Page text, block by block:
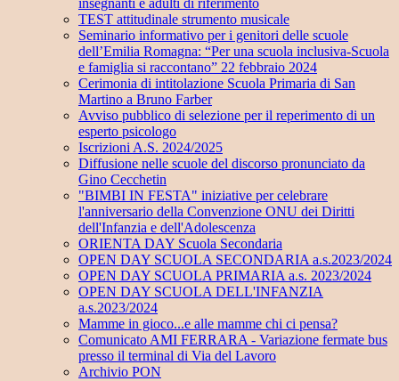
insegnanti e adulti di riferimento
TEST attitudinale strumento musicale
Seminario informativo per i genitori delle scuole
dell’Emilia Romagna: “Per una scuola inclusiva-Scuola
e famiglia si raccontano” 22 febbraio 2024
Cerimonia di intitolazione Scuola Primaria di San
Martino a Bruno Farber
Avviso pubblico di selezione per il reperimento di un
esperto psicologo
Iscrizioni A.S. 2024/2025
Diffusione nelle scuole del discorso pronunciato da
Gino Cecchetin
"BIMBI IN FESTA" iniziative per celebrare
l'anniversario della Convenzione ONU dei Diritti
dell'Infanzia e dell'Adolescenza
ORIENTA DAY Scuola Secondaria
OPEN DAY SCUOLA SECONDARIA a.s.2023/2024
OPEN DAY SCUOLA PRIMARIA a.s. 2023/2024
OPEN DAY SCUOLA DELL'INFANZIA
a.s.2023/2024
Mamme in gioco...e alle mamme chi ci pensa?
Comunicato AMI FERRARA - Variazione fermate bus
presso il terminal di Via del Lavoro
Archivio PON